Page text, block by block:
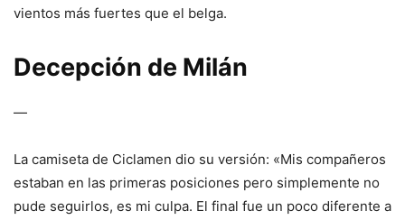
vientos más fuertes que el belga.
Decepción de Milán
—
La camiseta de Ciclamen dio su versión: «Mis compañeros
estaban en las primeras posiciones pero simplemente no
pude seguirlos, es mi culpa. El final fue un poco diferente a